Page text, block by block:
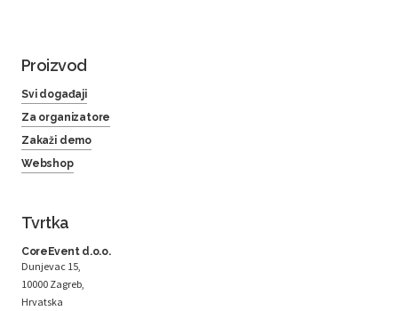
Proizvod
Svi događaji
Za organizatore
Zakaži demo
Webshop
Tvrtka
CoreEvent d.o.o.
Dunjevac 15,
10000 Zagreb,
Hrvatska